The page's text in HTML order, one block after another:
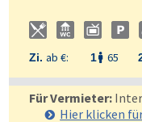
Zi. ab €: 1 65
Für Vermieter:
Hier klicken